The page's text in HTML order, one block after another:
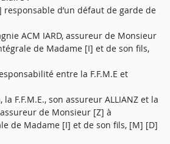
d’un défaut de garde de
ACM IARD, assureur de Monsieur
de Madame [I] et de son fils,
entre la F.F.M.E et
F.F.M.E., son assureur ALLIANZ et la
de Monsieur [Z] à
de Madame [I] et de son fils, [M] [D]